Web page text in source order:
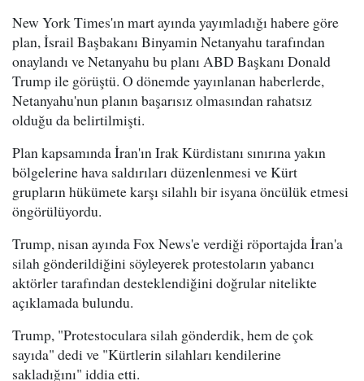
New York Times'ın mart ayında yayımladığı habere göre
plan, İsrail Başbakanı Binyamin Netanyahu tarafından
onaylandı ve Netanyahu bu planı ABD Başkanı Donald
Trump ile görüştü. O dönemde yayınlanan haberlerde,
Netanyahu'nun planın başarısız olmasından rahatsız
olduğu da belirtilmişti.
Plan kapsamında İran'ın Irak Kürdistanı sınırına yakın
bölgelerine hava saldırıları düzenlenmesi ve Kürt
grupların hükümete karşı silahlı bir isyana öncülük etmesi
öngörülüyordu.
Trump, nisan ayında Fox News'e verdiği röportajda İran'a
silah gönderildiğini söyleyerek protestoların yabancı
aktörler tarafından desteklendiğini doğrular nitelikte
açıklamada bulundu.
Trump, "Protestoculara silah gönderdik, hem de çok
sayıda" dedi ve "Kürtlerin silahları kendilerine
sakladığını" iddia etti.